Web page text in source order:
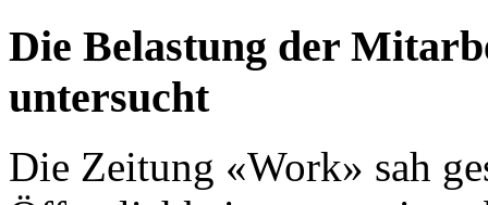
Die Belastung der
untersucht
Die Zeitung «Work» sah